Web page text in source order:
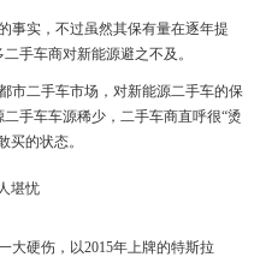
事实，不过虽然其保有量在逐年提
手车商对新能源避之不及。
市二手车市场，对新能源二手车的保
手车车源稀少，二手车商直呼很“烫
买的状态。
大硬伤，以2015年上牌的特斯拉